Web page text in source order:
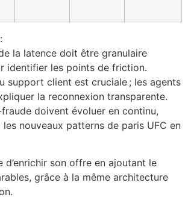
la latence doit être granulaire
identifier les points de friction.
support client est cruciale ; les agents
la reconnexion transparente.
doivent évoluer en continu,
nouveaux patterns de paris UFC en
d’enrichir son offre en ajoutant le
grâce à la même architecture